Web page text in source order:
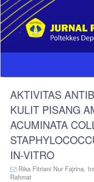
Quick
jump
to
page
content
Main
Sidebar
AKTIVITAS
KULIT PISANG
ACUMINATA
IN-VITRO
Rika Fitriani Nur Fajrina,
Rahmat